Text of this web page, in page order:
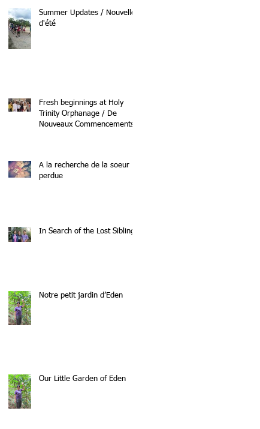
Summer Updates / Nouvelles
d'été
Fresh beginnings at Holy
Trinity Orphanage / De
Nouveaux Commencements
A la recherche de la soeur
perdue
In Search of the Lost Sibling
Notre petit jardin d’Eden
Our Little Garden of Eden